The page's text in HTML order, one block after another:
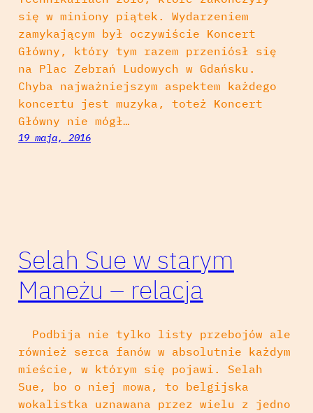
się w miniony piątek. Wydarzeniem
zamykającym był oczywiście Koncert
Główny, który tym razem przeniósł się
na Plac Zebrań Ludowych w Gdańsku.
Chyba najważniejszym aspektem każdego
koncertu jest muzyka, toteż Koncert
Główny nie mógł…
19 maja, 2016
Selah Sue w starym
Maneżu – relacja
Podbija nie tylko listy przebojów ale
również serca fanów w absolutnie każdym
mieście, w którym się pojawi. Selah
Sue, bo o niej mowa, to belgijska
wokalistka uznawana przez wielu z jedno